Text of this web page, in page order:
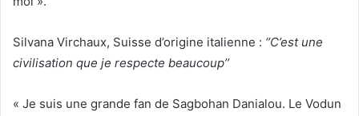
Silvana Virchaux, Suisse d’origine italienne : ‘’C’est une
civilisation que je respecte beaucoup’’
« Je suis une grande fan de Sagbohan Danialou. Le Vodun